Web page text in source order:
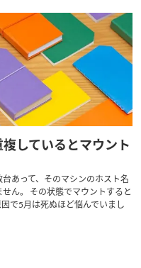
しているとマウント
あって、そのマシンのホスト名
ん。 その状態でマウントすると
で5月は死ぬほど悩んでいまし